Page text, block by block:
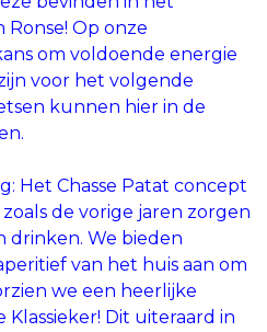
Op onze
om voldoende energie
voor het volgende
kunnen hier in de
Het Chasse Patat concept
de vorige jaren zorgen
drinken. We bieden
van het huis aan om
we een heerlijke
Dit uiteraard in